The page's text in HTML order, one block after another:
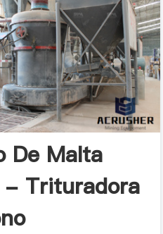
De Malta
- Trituradora